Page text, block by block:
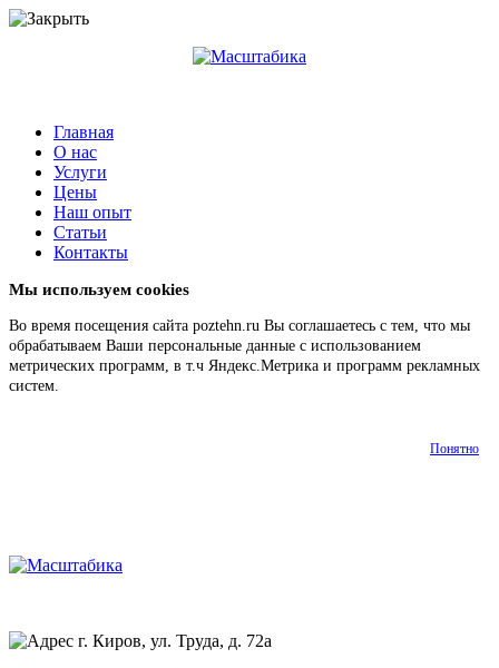
Главная
О нас
Услуги
Цены
Наш опыт
Статьи
Контакты
Мы используем cookies
Во время посещения сайта poztehn.ru Вы соглашаетесь с тем, что мы
обрабатываем Ваши персональные данные с использованием
метрических программ, в т.ч Яндекс.Метрика и программ рекламных
систем.
Понятно
г. Киров, ул. Труда, д. 72а